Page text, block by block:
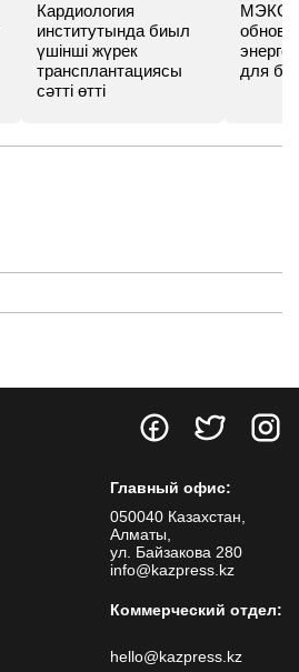
Кардиология
институтында биыл
үшінші жүрек
трансплантациясы
сәтті өтті
МЭКС -
для
Главный офис:
050040 Казахстан,
Алматы,
ул. Байзакова 280
info@kazpress.kz
Коммерческий отдел:
hello@kazpress.kz